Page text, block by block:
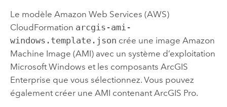
Le modèle Amazon Web Services (AWS)
CloudFormation arcgis-ami-
windows.template.json crée une image Amazon
Machine Image (AMI)avec un système d’exploitation
Microsoft Windows et les composants ArcGIS
Enterprise que vous sélectionnez. Vous pouvez
également créer une AMI contenant ArcGIS Pro.